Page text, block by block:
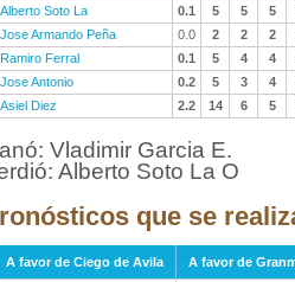
Alberto Soto La
0.1 5 5 5
Jose Armando Peña
0.0 2 2 2
Ramiro Ferral
0.1 5 4 4
Jose Antonio
0.2 5 3 4
Asiel Diez
2.2 14 6 5
Vladimir Garcia E.
Alberto Soto La O
que se
A favor de Ciego de Avila
A favor de